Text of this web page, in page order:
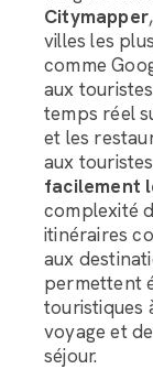
Citymapper
villes les
comme
aux
temps réel
et les
aux
facilement
complexité
itinéraires
aux
permettent
touristiques
voyage et
séjour.